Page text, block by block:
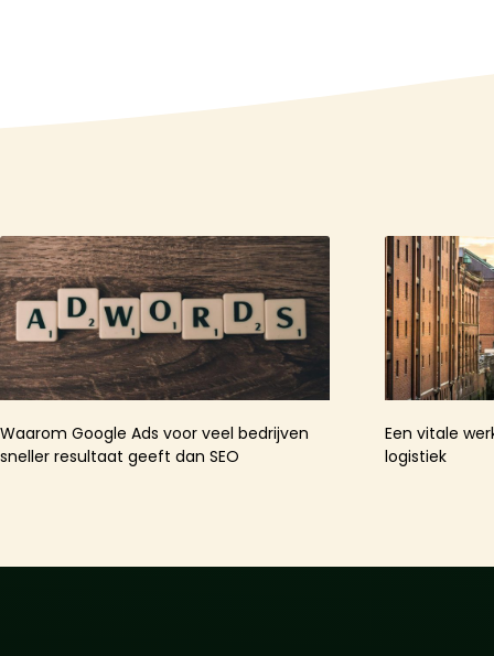
Waarom Google Ads voor veel bedrijven
sneller resultaat geeft dan SEO
Een vitale
logistiek